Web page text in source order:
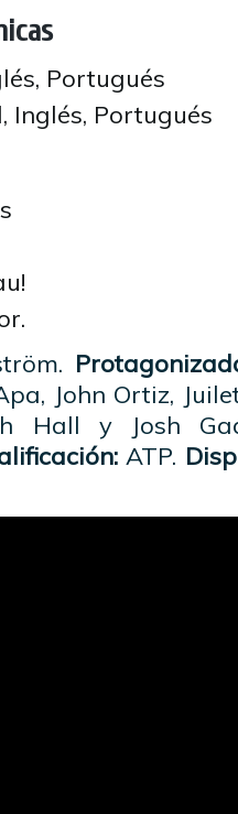
Portugués
Inglés, Portugués
John Ortiz,
Hall y Josh
ATP.